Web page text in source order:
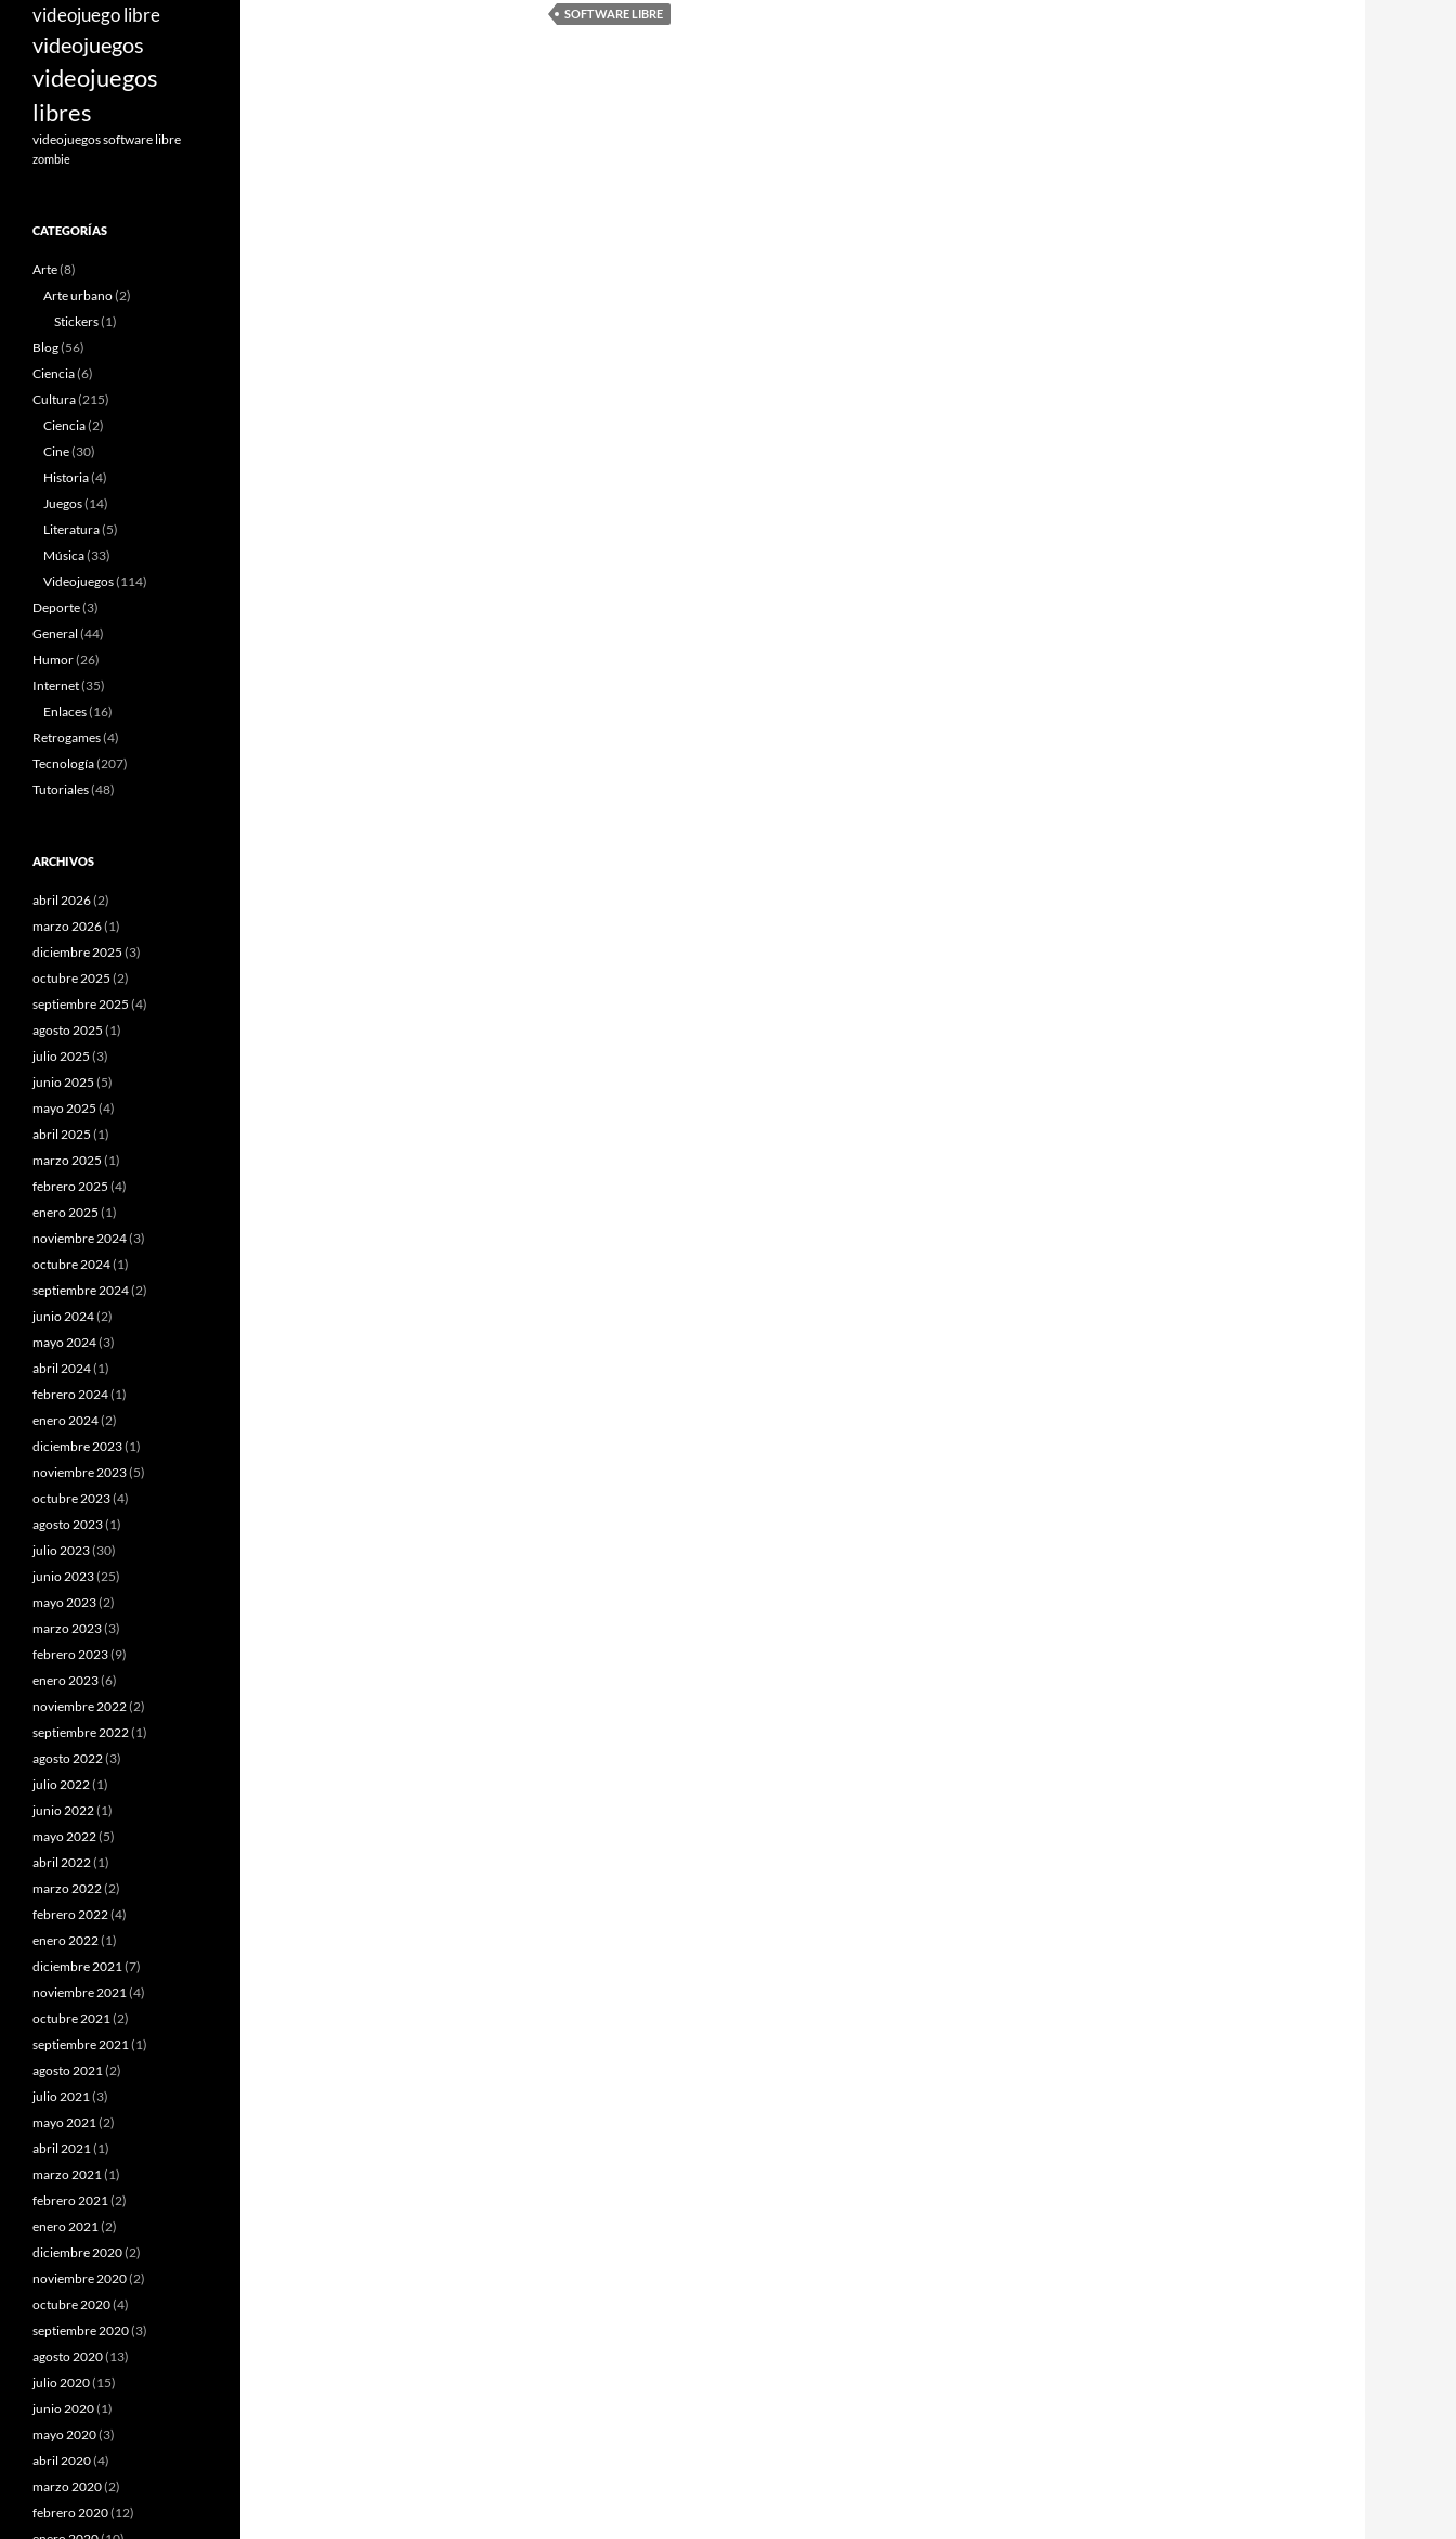
SOFTWARE LIBRE
videojuego libre
videojuegos
videojuegos
libres
videojuegos software libre
zombie
CATEGORÍAS
Arte(8)
Arte urbano(2)
Stickers(1)
Blog(56)
Ciencia(6)
Cultura(215)
Ciencia(2)
Cine(30)
Historia(4)
Juegos(14)
Literatura(5)
Música(33)
Videojuegos(114)
Deporte(3)
General (44)
Humor(26)
Internet(35)
Enlaces(16)
Retrogames(4)
Tecnología(207)
Tutoriales(48)
ARCHIVOS
abril 2026(2)
marzo 2026(1)
diciembre 2025 (3)
octubre 2025 (2)
septiembre 2025 (4)
agosto 2025 (1)
julio 2025 (3)
junio 2025 (5)
mayo 2025 (4)
abril 2025 (1)
marzo 2025 (1)
febrero 2025 (4)
enero 2025 (1)
noviembre 2024(3)
octubre 2024(1)
septiembre 2024(2)
junio 2024(2)
mayo 2024(3)
abril 2024(1)
febrero 2024(1)
enero 2024(2)
diciembre 2023(1)
noviembre 2023(5)
octubre 2023(4)
agosto 2023(1)
julio 2023(30)
junio 2023(25)
mayo 2023(2)
marzo 2023(3)
febrero 2023(9)
enero 2023(6)
noviembre 2022(2)
septiembre 2022(1)
agosto 2022(3)
julio 2022(1)
junio 2022(1)
mayo 2022(5)
abril 2022(1)
marzo 2022(2)
febrero 2022(4)
enero 2022(1)
diciembre 2021(7)
noviembre 2021(4)
octubre 2021(2)
septiembre 2021(1)
agosto 2021(2)
julio 2021(3)
mayo 2021(2)
abril 2021(1)
marzo 2021(1)
febrero 2021(2)
enero 2021(2)
diciembre 2020(2)
noviembre 2020(2)
octubre 2020(4)
septiembre 2020(3)
agosto 2020(13)
julio 2020(15)
junio 2020(1)
mayo 2020(3)
abril 2020(4)
marzo 2020(2)
febrero 2020(12)